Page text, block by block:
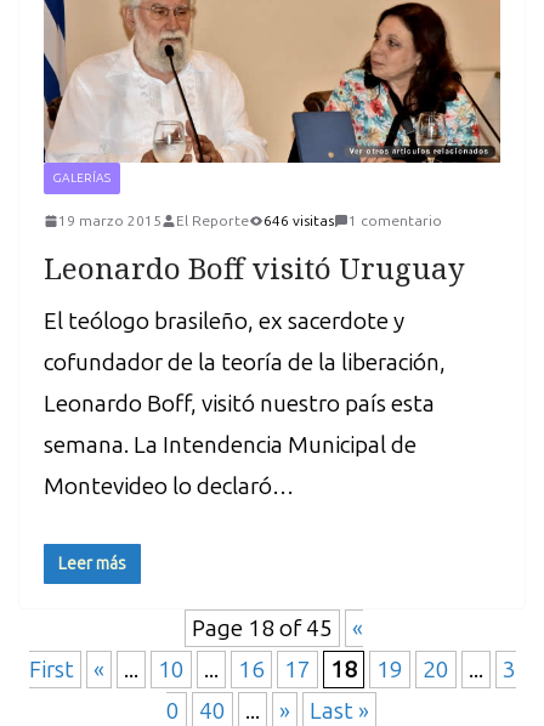
GALERÍAS
19 marzo 2015 El Reporte 646 visitas 1 comentario
Leonardo Boff visitó Uruguay
El teólogo brasileño, ex sacerdote y
cofundador de la teoría de la liberación,
Leonardo Boff, visitó nuestro país esta
semana. La Intendencia Municipal de
Montevideo lo declaró…
Leer más
Page 18 of 45
«
First
« ... 10 ... 16 17 18 19 20 ...
3
0
40 ... » Last »